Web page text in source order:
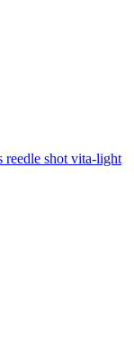
shot vita-light